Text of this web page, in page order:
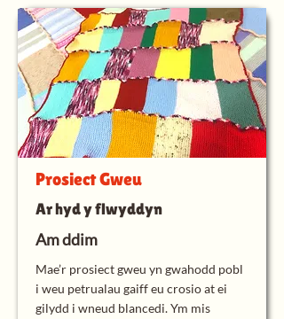
Prosiect Gweu
Ar hyd y flwyddyn
Am ddim
Mae’r prosiect gweu yn gwahodd pobl
i weu petrualau gaiff eu crosio at ei
gilydd i wneud blancedi. Ym mis